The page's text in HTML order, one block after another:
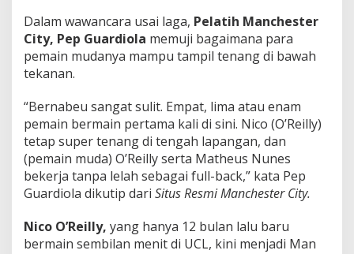
Dalam wawancara usai laga, Pelatih Manchester
City, Pep Guardiola memuji bagaimana para
pemain mudanya mampu tampil tenang di bawah
tekanan.
“Bernabeu sangat sulit. Empat, lima atau enam
pemain bermain pertama kali di sini. Nico (O’Reilly)
tetap super tenang di tengah lapangan, dan
(pemain muda) O’Reilly serta Matheus Nunes
bekerja tanpa lelah sebagai full-back,” kata Pep
Guardiola dikutip dari Situs Resmi Manchester City.
Nico O’Reilly, yang hanya 12 bulan lalu baru
bermain sembilan menit di UCL, kini menjadi Man